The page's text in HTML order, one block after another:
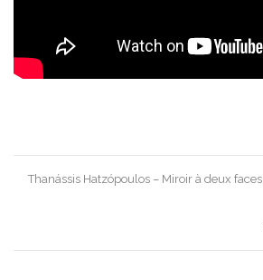
Post
Thanássis Hatzópoulos – Miroir à deux faces